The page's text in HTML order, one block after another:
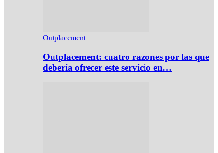
Outplacement
Outplacement: cuatro razones por las que
debería ofrecer este servicio en…